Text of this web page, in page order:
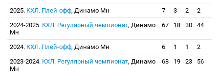
2025. КХЛ. Плей-офф, Динамо Мн 7 3 2
2
2024-2025. КХЛ. Регулярный чемпионат, Динамо
Мн
67 18 30 44
2024. КХЛ. Плей-офф, Динамо Мн 6 1 1
2
2023-2024. КХЛ. Регулярный чемпионат, Динамо
Мн
68 19 23 56